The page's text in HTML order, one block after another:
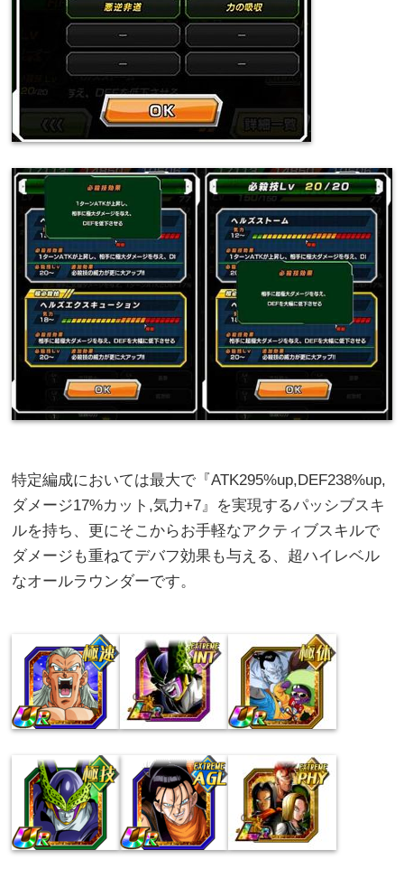
特定編成においては最大で『ATK295%up,DEF238%up,
ダメージ17%カット,気力+7』を実現するパッシブスキ
ルを持ち、更にそこからお手軽なアクティブスキルで
ダメージも重ねてデバフ効果も与える、超ハイレベル
なオールラウンダーです。